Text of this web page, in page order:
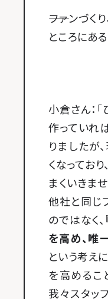
――ファンづ
ところにあ
小倉さん：
作っていれ
りましたが
くなってお
まくいきま
他社と同じ
のではなく、
を高め、唯
という考え
を高めるこ
我々スタッ